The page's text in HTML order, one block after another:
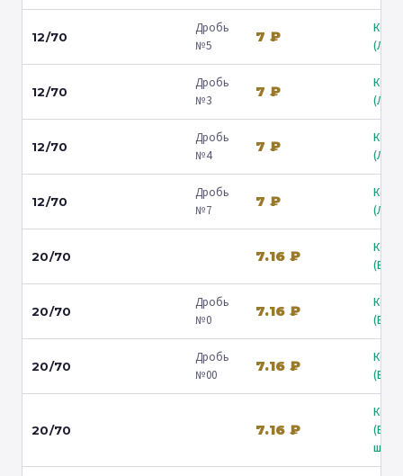
12/70
Дробь
№5
7 ₽
12/70
Дробь
№3
7 ₽
12/70
Дробь
№4
7 ₽
12/70
Дробь
№7
7 ₽
20/70 7.16 ₽
20/70
Дробь
№0
7.16 ₽
20/70
Дробь
№00
7.16 ₽
20/70 7.16 ₽
ш.) ↗